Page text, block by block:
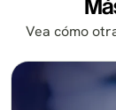
Vea cómo